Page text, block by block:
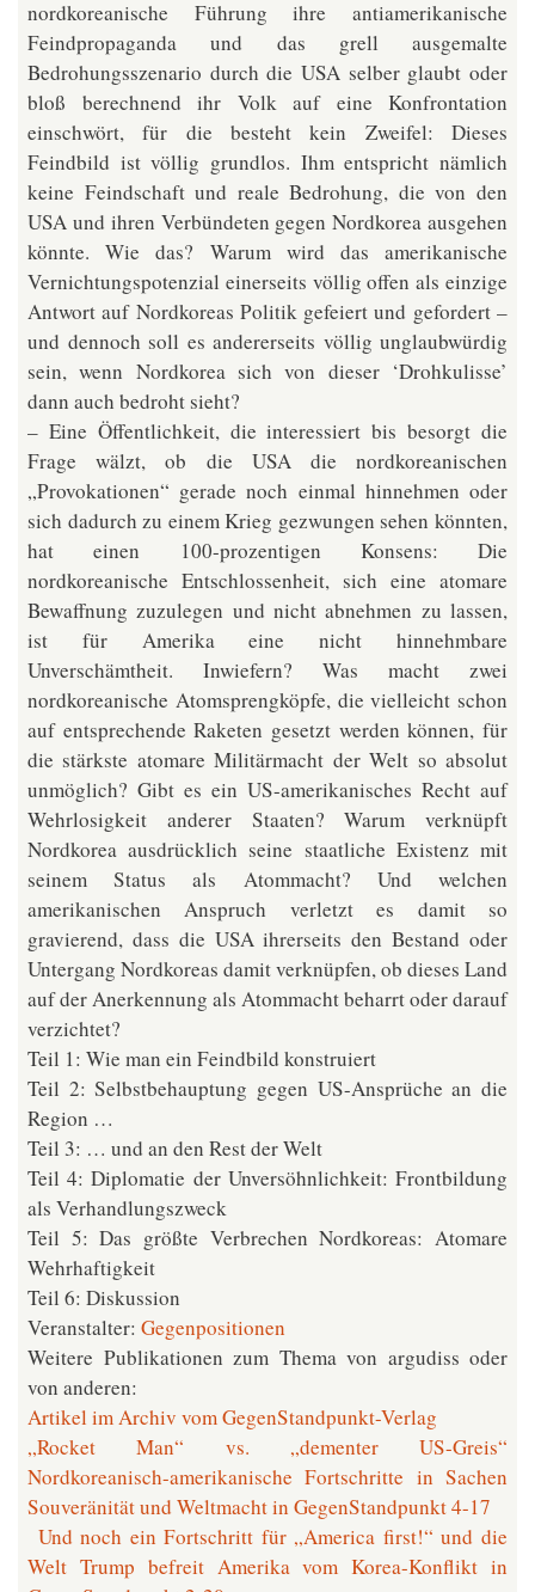
nordkoreanische Führung ihre antiamerikanische
Feindpropaganda und das grell ausgemalte
Bedrohungsszenario durch die USA selber glaubt oder
bloß berechnend ihr Volk auf eine Konfrontation
einschwört, für die besteht kein Zweifel: Dieses
Feindbild ist völlig grundlos. Ihm entspricht nämlich
keine Feindschaft und reale Bedrohung, die von den
USA und ihren Verbündeten gegen Nordkorea ausgehen
könnte. Wie das? Warum wird das amerikanische
Vernichtungspotenzial einerseits völlig offen als einzige
Antwort auf Nordkoreas Politik gefeiert und gefordert –
und dennoch soll es andererseits völlig unglaubwürdig
sein, wenn Nordkorea sich von dieser ‘Drohkulisse’
dann auch bedroht sieht?
– Eine Öffentlichkeit, die interessiert bis besorgt die
Frage wälzt, ob die USA die nordkoreanischen
„Provokationen“ gerade noch einmal hinnehmen oder
sich dadurch zu einem Krieg gezwungen sehen könnten,
hat einen 100-prozentigen Konsens: Die
nordkoreanische Entschlossenheit, sich eine atomare
Bewaffnung zuzulegen und nicht abnehmen zu lassen,
ist für Amerika eine nicht hinnehmbare
Unverschämtheit. Inwiefern? Was macht zwei
nordkoreanische Atomsprengköpfe, die vielleicht schon
auf entsprechende Raketen gesetzt werden können, für
die stärkste atomare Militärmacht der Welt so absolut
unmöglich? Gibt es ein US-amerikanisches Recht auf
Wehrlosigkeit anderer Staaten? Warum verknüpft
Nordkorea ausdrücklich seine staatliche Existenz mit
seinem Status als Atommacht? Und welchen
amerikanischen Anspruch verletzt es damit so
gravierend, dass die USA ihrerseits den Bestand oder
Untergang Nordkoreas damit verknüpfen, ob dieses Land
auf der Anerkennung als Atommacht beharrt oder darauf
verzichtet?
Teil 1: Wie man ein Feindbild konstruiert
Teil 2: Selbstbehauptung gegen US-Ansprüche an die
Region …
Teil 3: … und an den Rest der Welt
Teil 4: Diplomatie der Unversöhnlichkeit: Frontbildung
als Verhandlungszweck
Teil 5: Das größte Verbrechen Nordkoreas: Atomare
Wehrhaftigkeit
Teil 6: Diskussion
Veranstalter: Gegenpositionen
Weitere Publikationen zum Thema von argudiss oder
von anderen:
Artikel im Archiv vom GegenStandpunkt-Verlag
„Rocket Man“ vs. „dementer US-Greis“
Nordkoreanisch-amerikanische Fortschritte in Sachen
Souveränität und Weltmacht in GegenStandpunkt 4-17
Und noch ein Fortschritt für „America first!“ und die
Welt Trump befreit Amerika vom Korea-Konflikt in